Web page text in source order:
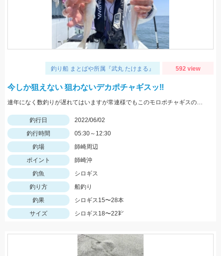
釣り船 まとばや所属『武丸 たけまる』 592 view
今しか狙えない 狙わないデカポチャギスッ‼︎
連年になく数釣りが遅れてはいますが常連様でもこのモロポチャギスのデカさには かなり魅力的みたいですよッ(^-^)♡
釣行日
2022/06/02
釣行時間
05:30～12:30
釣場
師崎周辺
ポイント
師崎沖
釣魚
シロギス
釣り方
船釣り
釣果
シロギス15〜28本
サイズ
シロギス18〜22㌢